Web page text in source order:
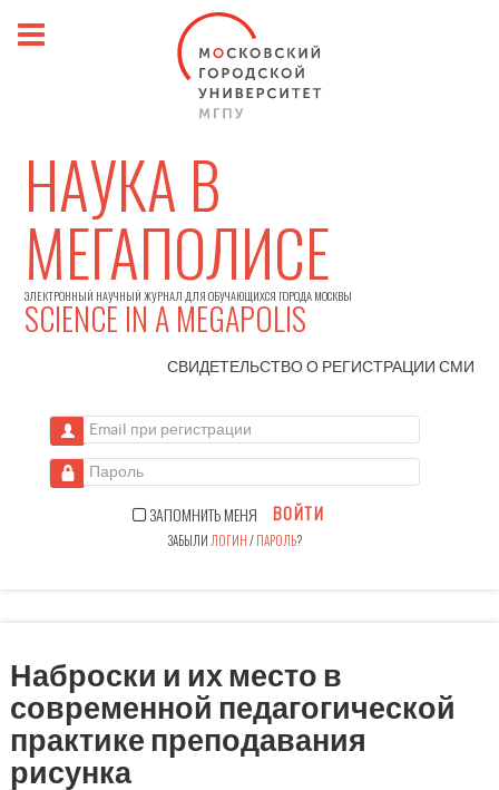
НАУКА В
МЕГАПОЛИСЕ
ЭЛЕКТРОННЫЙ НАУЧНЫЙ ЖУРНАЛ ДЛЯ ОБУЧАЮЩИХСЯ ГОРОДА МОСКВЫ
SCIENCE IN A MEGAPOLIS
СВИДЕТЕЛЬСТВО О РЕГИСТРАЦИИСМИ
Email при регистрации
Пароль
ЗАПОМНИТЬ МЕНЯ ВОЙТИ
ЗАБЫЛИ ЛОГИН/ПАРОЛЬ?
Наброски и их место в
современной педагогической
практике преподавания
рисунка